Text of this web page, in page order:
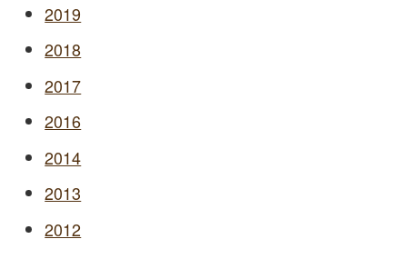
2019
2018
2017
2016
2014
2013
2012